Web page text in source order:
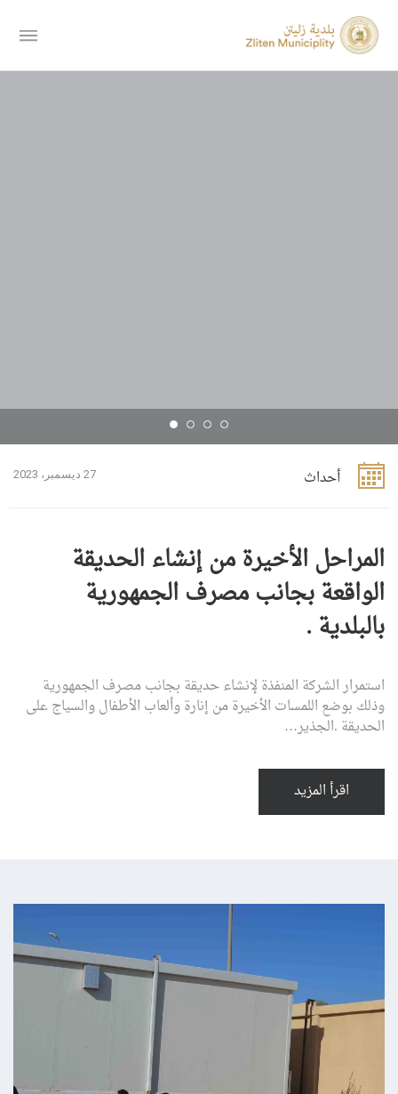
أحداث 27 ديسمبر، 2023
المراحل الأخيرة من إنشاء الحديقة
الواقعة بجانب مصرف الجمهورية
بالبلدية .
استمرار الشركة المنفذة لإنشاء حديقة بجانب مصرف الجمهورية
وذلك بوضع اللمسات الأخيرة من إنارة وألعاب الأطفال والسياج على
الحديقة .الجذير…
اقرأ المزيد